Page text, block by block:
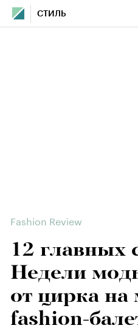
СТИЛЬ
Fashion Review
12 главных
Недели
от цирка на
fashion-